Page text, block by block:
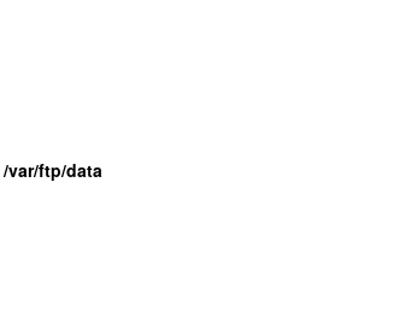
/var/ftp/data